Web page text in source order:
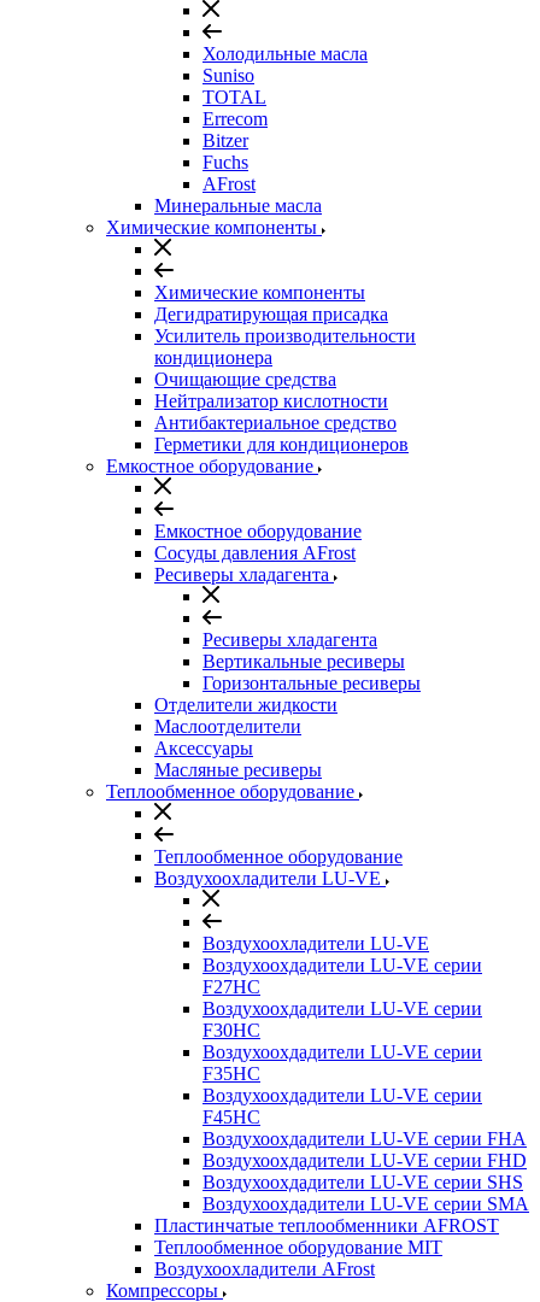
Холодильные масла
Suniso
TOTAL
Errecom
Bitzer
Fuchs
AFrost
Минеральные масла
Химические компоненты
Химические компоненты
Дегидратирующая присадка
Усилитель производительности
кондиционера
Очищающие средства
Нейтрализатор кислотности
Антибактериальное средство
Герметики для кондиционеров
Емкостное оборудование
Емкостное оборудование
Сосуды давления AFrost
Ресиверы хладагента
Ресиверы хладагента
Вертикальные ресиверы
Горизонтальные ресиверы
Отделители жидкости
Маслоотделители
Аксессуары
Масляные ресиверы
Теплообменное оборудование
Теплообменное оборудование
Воздухоохладители LU-VE
Воздухоохладители LU-VE
Воздухоохдадители LU-VE серии
F27HC
Воздухоохдадители LU-VE серии
F30HC
Воздухоохдадители LU-VE серии
F35HC
Воздухоохдадители LU-VE серии
F45HC
Воздухоохдадители LU-VE серии FHA
Воздухоохдадители LU-VE серии FHD
Воздухоохдадители LU-VE серии SHS
Воздухоохдадители LU-VE серии SMA
Пластинчатые теплообменники AFROST
Теплообменное оборудование MIT
Воздухоохладители AFrost
Компрессоры